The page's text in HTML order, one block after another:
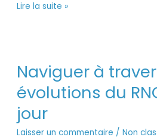
Lire la suite »
Naviguer à
évolutions du
jour
Laisser un commentaire / Non
à
travers
les
évolutions
du